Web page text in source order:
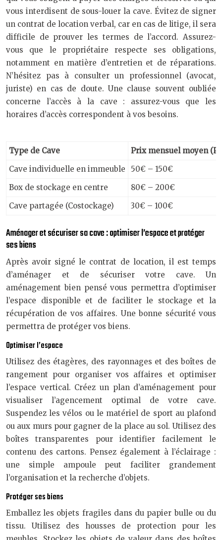
vous interdisent de sous-louer la cave. Évitez de signer
un contrat de location verbal, car en cas de litige, il sera
difficile de prouver les termes de l’accord. Assurez-
vous que le propriétaire respecte ses obligations,
notamment en matière d’entretien et de réparations.
N’hésitez pas à consulter un professionnel (avocat,
juriste) en cas de doute. Une clause souvent oubliée
concerne l’accès à la cave : assurez-vous que les
horaires d’accès correspondent à vos besoins.
Type de Cave
Prix mensuel moyen
Cave individuelle en immeuble
50€ – 150€
Box de stockage en centre
80€ – 200€
Cave partagée (Costockage)
30€ – 100€
Aménager et sécuriser sa cave : optimiser l’espace et protéger
ses biens
Après avoir signé le contrat de location, il est temps
d’aménager et de sécuriser votre cave. Un
aménagement bien pensé vous permettra d’optimiser
l’espace disponible et de faciliter le stockage et la
récupération de vos affaires. Une bonne sécurité vous
permettra de protéger vos biens.
Optimiser l’espace
Utilisez des étagères, des rayonnages et des boîtes de
rangement pour organiser vos affaires et optimiser
l’espace vertical. Créez un plan d’aménagement pour
visualiser l’agencement optimal de votre cave.
Suspendez les vélos ou le matériel de sport au plafond
ou aux murs pour gagner de la place au sol. Utilisez des
boîtes transparentes pour identifier facilement le
contenu des cartons. Pensez également à l’éclairage :
une simple ampoule peut faciliter grandement
l’organisation et la recherche d’objets.
Protéger ses biens
Emballez les objets fragiles dans du papier bulle ou du
tissu. Utilisez des housses de protection pour les